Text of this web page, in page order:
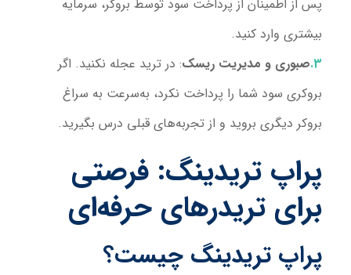
پس از اطمینان از پرداخت سود توسط بروکر، سرمایه
بیشتری وارد کنید.
صبوری و مدیریت ریسک: در ترید عجله نکنید. اگر
بروکری سود شما را پرداخت نکرد، به‌سرعت به سراغ
بروکر دیگری بروید و از تجربه‌های قبلی درس بگیرید.
پراپ تریدینگ: فرصتی
برای تریدرهای حرفه‌ای
پراپ تریدینگ چیست؟